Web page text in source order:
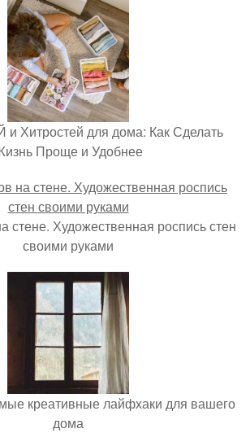
Хитростей для дома: Как Сделать
Проще и Удобнее
стене. Художественная роспись стен
своими руками
креативные лайфхаки для вашего
дома